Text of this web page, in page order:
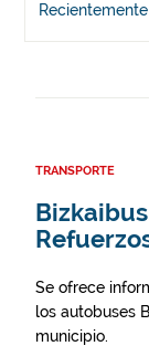
TRANSPORTE
Se ofrece
los autobuses
municipio.